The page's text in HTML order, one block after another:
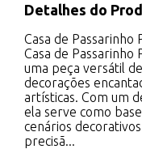
Detalhes do
Casa de Passarinho
Casa de Passarinho
uma peça versátil
decorações
artísticas. Com um
ela serve como
cenários
precisã...